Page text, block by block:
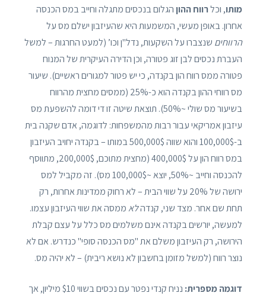
מותו, וכלרווח ההון הגלום בנכסים מתגלה וחייב במס הכנסה
אחרון. באופן מעשי, המשמעות היא שהעיזבון ישלם מס על
הרווחים שנצברו על השקעות, נדל"ן וכו’ (למעט החרגות – למשל
העברת נכסים לבן זוג פטורה, וכן הדירה העיקרית של המנוח
פטורה ממס רווח הון בקנדה, כי יש פטור למגורים ראשיים). שיעור
מס רווחי ההון בקנדה הוא כ-25% (ממסים מחצית מהרווח
בשיעור מס שולי ~50%). תוצאת שיטה זו די דומה להשפעת מס
עיזבון אמריקאי עבור רבות מהמשפחות: לדוגמה, אדם שקנה בית
ב-100,000$ והוא שווה 500,000$ במותו – בקנדה יחויב העיזבון
במס רווח הון על 400,000$ (מחצית מתוכם, 200,000$, מתווסף
להכנסה וחייב ~50%, יוצא ~100,000$ מס). זה מקביל למס
ירושה של 20% על שווי הבית – לא רחוק ממדינות אחרות, רק
תחת שם אחר. מצד שני, קנדהלאממסה את שווי העיזבון עצמו.
למעשה, יורשים בקנדה אינם משלמים מס כלל על עצם קבלת
הירושה, רק העיזבון משלם את "מס הכנסה סופי" כנדרש. אם לא
נוצר רווח (למשל מזומן בחשבון לא נושא ריבית) – לא יהיה מס.
דוגמה מספרית:
נניח קנדי נפטר עם נכסים בשווי $10 מיליון, אך